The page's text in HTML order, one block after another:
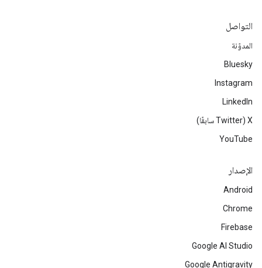
التواصل
المدوّنة
Bluesky
Instagram
LinkedIn
‫X ‏(Twitter سابقًا)
YouTube
الإصدار
Android
Chrome
Firebase
Google AI Studio
Google Antigravity